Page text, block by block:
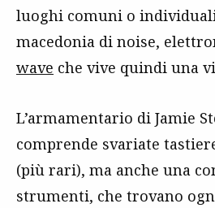
luoghi comuni o
macedonia di noise,
wave che vive quindi una
L’armamentario di Jamie
comprende svariate
(più rari), ma anche una
strumenti, che trovano